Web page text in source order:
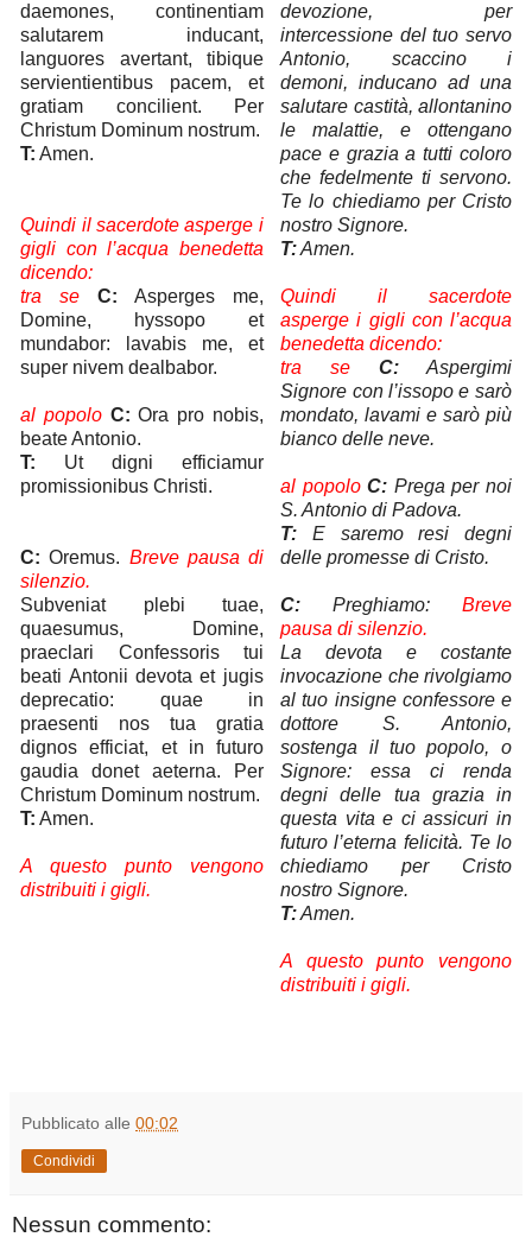
daemones, continentiam
salutarem inducant,
languores avertant, tibique
servientientibus pacem, et
gratiam concilient. Per
Christum Dominum nostrum.
T: Amen.
Quindi il sacerdote asperge i
gigli con l’acqua benedetta
dicendo:
tra se C: Asperges me,
Domine, hyssopo et
mundabor: lavabis me, et
super nivem dealbabor.
al popoloC: Ora pro nobis,
beate Antonio.
T: Ut digni efficiamur
promissionibus Christi.
C: Oremus. Breve pausa di
silenzio.
Subveniat plebi tuae,
quaesumus, Domine,
praeclari Confessoris tui
beati Antonii devota et jugis
deprecatio: quae in
praesenti nos tua gratia
dignos efficiat, et in futuro
gaudia donet aeterna. Per
Christum Dominum nostrum.
T: Amen.
A questo punto vengono
distribuiti i gigli.
devozione, per
intercessione del tuo servo
Antonio, scaccino i
demoni, inducano ad una
salutare castità, allontanino
le malattie, e ottengano
pace e grazia a tutti coloro
che fedelmente ti servono.
Te lo chiediamo per Cristo
nostro Signore.
T:Amen.
Quindi il sacerdote
asperge i gigli con l’acqua
benedetta dicendo:
tra se C:Aspergimi
Signore con l’issopo e sarò
mondato, lavami e sarò più
bianco delle neve.
al popoloC: Prega per noi
S. Antonio di Padova.
T: E saremo resi degni
delle promesse di Cristo.
C: Preghiamo: Breve
pausa di silenzio.
La devota e costante
invocazione che rivolgiamo
al tuo insigne confessore e
dottore S. Antonio,
sostenga il tuo popolo, o
Signore: essa ci renda
degni delle tua grazia in
questa vita e ci assicuri in
futuro l’eterna felicità. Te lo
chiediamo per Cristo
nostro Signore.
T:Amen.
A questo punto vengono
distribuiti i gigli.
Pubblicato alle 00:02
Condividi
Nessun commento: